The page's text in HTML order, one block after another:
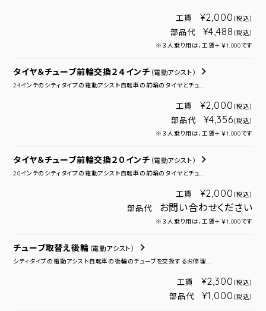
工賃 ¥2,000 （税込）
部品代 ¥4,488 （税込）
※３人乗り用は、工賃＋￥1,000です
タイヤ＆チューブ前輪交換２４インチ （電動アシスト）
24インチのシティタイプの電動アシスト自転車の前輪のタイヤとチュ...
工賃 ¥2,000 （税込）
部品代 ¥4,356（税込）
※３人乗り用は、工賃＋￥1,000です
タイヤ＆チューブ前輪交換２０インチ （電動アシスト）
20インチのシティタイプの電動アシスト自転車の前輪のタイヤとチュ...
工賃 ¥2,000 （税込）
部品代 お問い合わせください
※３人乗り用は、工賃＋￥1,000です
チューブ取替え後輪 （電動アシスト）
シティタイプの電動アシスト自転車の後輪のチューブを交換するお修理...
工賃 ¥2,300 （税込）
部品代 ¥1,000 （税込）